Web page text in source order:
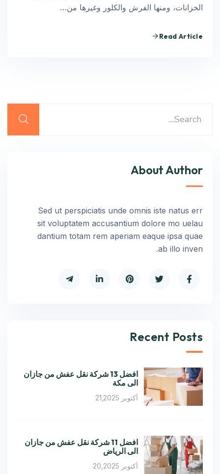
الخزانات، ومنها الفرش والكلور وغيرها من…
Read Article
About Author
Sed ut perspiciatis unde omnis iste natus err
sit voluptatem accusantium dolore mo uelau
dantium totam rem aperiam eaque ipsa quae
ab illo inven.
Recent Posts
افضل 13 شركة نقل عفش من جازان
الى مكة
أكتوبر 21,2025
افضل 11 شركة نقل عفش من جازان
الى الرياض
أكتوبر 20,2025